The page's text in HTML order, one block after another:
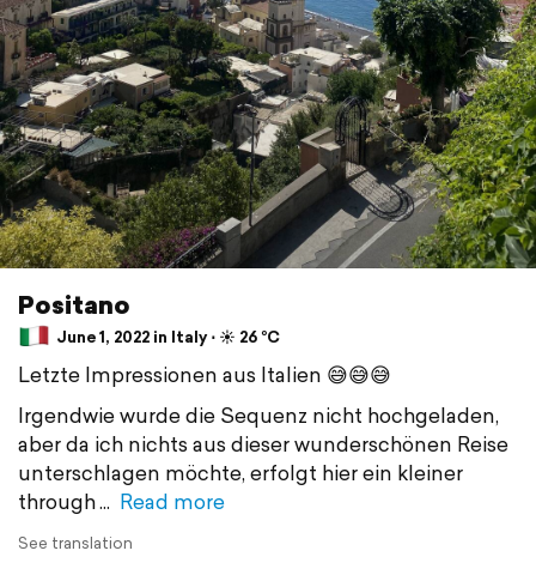
Positano
June 1, 2022 in Italy ⋅ ☀️ 26 °C
Letzte Impressionen aus Italien 😅😅😅
Irgendwie wurde die Sequenz nicht hochgeladen,
aber da ich nichts aus dieser wunderschönen Reise
unterschlagen möchte, erfolgt hier ein kleiner
through
Read more
See translation